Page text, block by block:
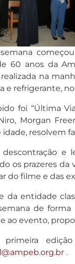
60 anos da
na
e refrigerante, no
foi “Última
Morgan
resolvem
e
os prazeres da
do filme e das
da entidade
de
ao evento,
.